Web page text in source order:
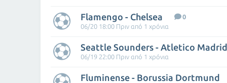
Flamengo - Chelsea
0
06/20 18:00 Πριν από 1 χρόνια
Seattle Sounders - Atletico Madrid
06/19 22:00 Πριν από 1 χρόνια
Fluminense - Borussia Dortmund